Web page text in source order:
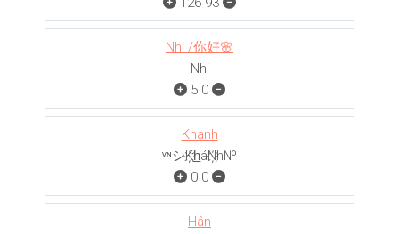
Nhi /你好🌸
Nhi
5 0
Khanh
ᵛᶰシK҉h̲̅áN҉h№
0 0
Hân